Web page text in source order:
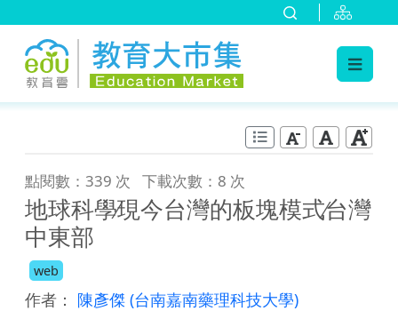
點閱數：339 次 下載次數：8 次
地球科學∕現今台灣的板塊模式∕台灣
中東部
web
作者： 陳彥傑 (台南嘉南藥理科技大學)